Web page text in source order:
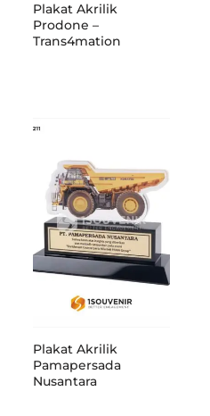
Plakat Akrilik
Prodone –
Trans4mation
Plakat Akrilik
Pamapersada
Nusantara